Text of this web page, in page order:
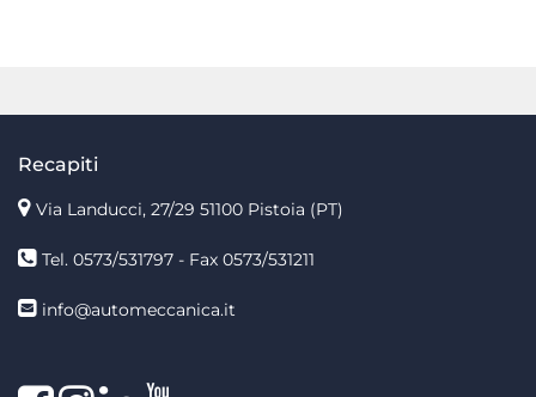
Recapiti
Via Landucci, 27/29 51100 Pistoia (PT)
Tel. 0573/531797 - Fax 0573/531211
info@automeccanica.it